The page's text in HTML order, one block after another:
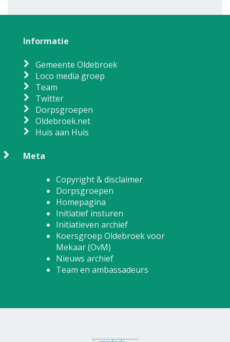
Informatie
Gemeente Oldebroek
Loco media groep
Team
Twitter
Dorpsgroepen
Oldebroek.net
Huis aan Huis
Meta
Copyright & disclaimer
Dorpsgroepen
Homepagina
Initiatief insturen
Initiatieven archief
Koersgroep Oldebroek voor
Mekaar (OvM)
Nieuws archief
Team en ambassadeurs